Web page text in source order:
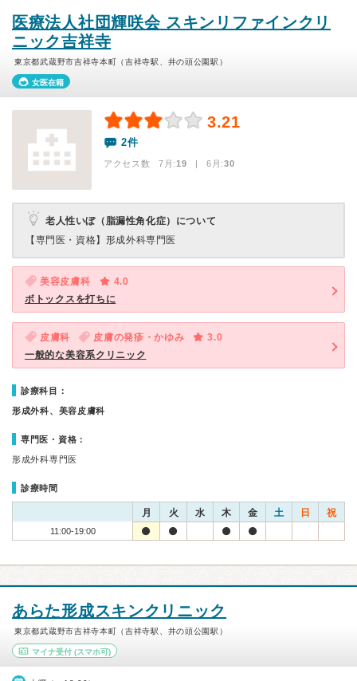
医療法人社団輝咲会 スキンリファインクリ
ニック吉祥寺
東京都武蔵野市吉祥寺本町（吉祥寺駅、井の頭公園駅）
女医在籍
3.21
2件
アクセス数 7月:19 | 6月:30
老人性いぼ（脂漏性角化症）について
【専門医・資格】 形成外科専門医
美容皮膚科
4.0
ボトックスを打ちに
皮膚科 皮膚の発疹・かゆみ
3.0
一般的な美容系クリニック
診療科目：
形成外科、美容皮膚科
専門医・資格：
形成外科専門医
診療時間
月 火 水 木 金 土 日 祝
11:00-19:00
あらた形成スキンクリニック
東京都武蔵野市吉祥寺本町（吉祥寺駅、井の頭公園駅）
マイナ受付 (スマホ可)